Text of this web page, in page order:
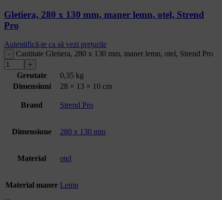
Gletiera, 280 x 130 mm, maner lemn, otel, Strend
Pro
Autentifică-te ca să vezi prețurile
Cantitate Gletiera, 280 x 130 mm, maner lemn, otel, Strend Pro
Greutate
0,35 kg
Dimensiuni
28 × 13 × 10 cm
Brand Strend Pro
Dimensiune 280 x 130 mm
Material otel
Material maner Lemn